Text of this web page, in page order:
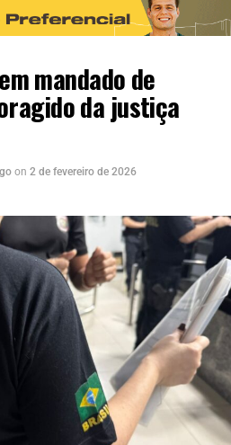
mandado de
da justiça
on 2 de fevereiro de 2026